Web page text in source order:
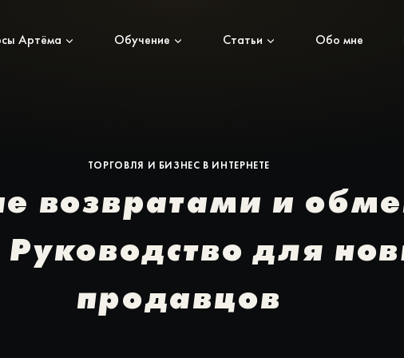
Артёма Обучение Статьи Обо мне
ТОРГОВЛЯ И БИЗНЕС В ИНТЕРНЕТЕ
возвратами и
для
продавцов